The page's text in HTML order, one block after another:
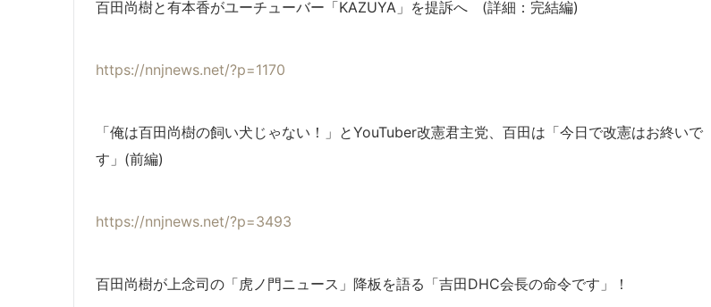
百田尚樹と有本香がユーチューバー「KAZUYA」を提訴へ (詳細：完結編)
https://nnjnews.net/?p=1170
「俺は百田尚樹の飼い犬じゃない！」とYouTuber改憲君主党、百田は「今日で改憲はお終いで
す」(前編)
https://nnjnews.net/?p=3493
百田尚樹が上念司の「虎ノ門ニュース」降板を語る「吉田DHC会長の命令です」！